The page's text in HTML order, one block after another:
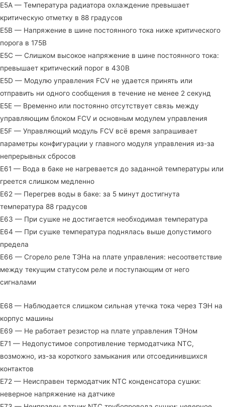
E5A — Температура радиатора охлаждение превышает
критическую отметку в 88 градусов
E5B — Напряжение в шине постоянного тока ниже критического
порога в 175В
E5C — Слишком высокое напряжение в шине постоянного тока:
превышает критический порог в 430В
E5D — Модулю управления FCV не удается принять или
отправить ни одного сообщения в течение не менее 2 секунд
E5E — Временно или постоянно отсутствует связь между
управляющим блоком FCV и основным модулем управления
E5F — Управляющий модуль FCV всё время запрашивает
параметры конфигурации у главного модуля управления из-за
непрерывных сбросов
E61 — Вода в баке не нагревается до заданной температуры или
греется слишком медленно
E62 — Перегрев воды в баке: за 5 минут достигнута
температура 88 градусов
E63 — При сушке не достигается необходимая температура
E64 — При сушке температура поднялась выше допустимого
предела
E66 — Сгорело реле ТЭНа на плате управления: несоответствие
между текущим статусом реле и поступающим от него
сигналами
E68 — Наблюдается слишком сильная утечка тока через ТЭН на
корпус машины
E69 — Не работает резистор на плате управления ТЭНом
E71 — Недопустимое сопротивление термодатчика NTC,
возможно, из-за короткого замыкания или отсоединившихся
контактов
E72 — Неисправен термодатчик NTC конденсатора сушки:
неверное напряжение на датчике